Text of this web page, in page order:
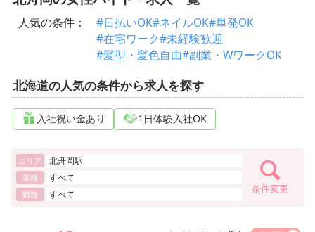
人気の条件： #日払いOK#ネイルOK#単発OK
#在宅ワーク#未経験歓迎
#髪型・髪色自由#副業・WワークOK
北海道の人気の条件から求人を探す
入社祝い金あり 1日体験入社OK
エリア 北舟岡駅
業種 すべて
職種 すべて 条件変更